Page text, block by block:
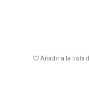
Añadir a la lista